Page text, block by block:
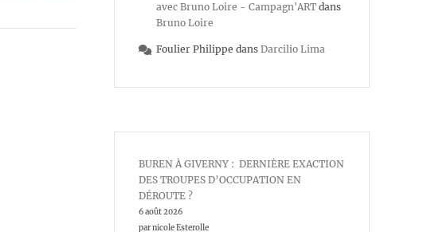
avec Bruno Loire - Campagn'ART dans
Bruno Loire
Foulier Philippe dans Darcilio Lima
BUREN À GIVERNY : DERNIÈRE EXACTION
DES TROUPES D’OCCUPATION EN
DÉROUTE ?
6 août 2026
par nicole Esterolle